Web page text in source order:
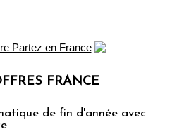
FRANCE
de fin d'année avec